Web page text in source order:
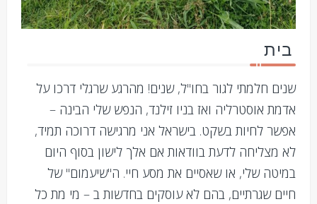
בית
שנים חלמתי לגור בחו"ל, שנים! מהרגע שרגלי דרכו על
אדמת אוסטרליה ואז בניו זילנד, הנפש שלי הבינה –
אפשר לחיות בשקט. בישראל אני מרגישה דרוכה תמיד,
לא מצליחה לדעת בוודאות אם אלך לישון בסוף היום
במיטה שלי, או שאסיים את מסע חיי. ה"שיעמום" של
חיים שגרתיים, בהם לא עוסקים בחדשות ב – מי מת כל